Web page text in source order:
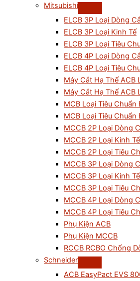
Mitsubishi
ELCB 3P Loại Dòng
ELCB 3P Loại Kinh Tế
ELCB 3P Loại Tiêu
ELCB 4P Loại Dòng
ELCB 4P Loại Tiêu
Máy Cắt Hạ Thế ACB
Máy Cắt Hạ Thế ACB
MCB Loại Tiêu Chuẩn
MCB Loại Tiêu Chuẩn
MCCB 2P Loại Dòng
MCCB 2P Loại Kinh Tế
MCCB 2P Loại Tiêu
MCCB 3P Loại Dòng
MCCB 3P Loại Kinh Tế
MCCB 3P Loại Tiêu
MCCB 4P Loại Dòng
MCCB 4P Loại Tiêu
Phụ Kiện ACB
Phụ Kiện MCCB
RCCB RCBO Chống
Schneider
ACB EasyPact EVS